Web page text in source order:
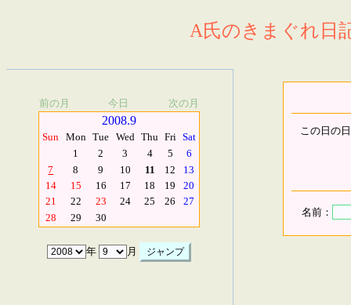
A氏のきまぐれ日
前の月 今日 次の月
2008.9
Sun Mon Tue Wed Thu Fri Sat
1
2 3 4 5
6
7
8 9 10 11 12
13
14
15 16 17 18 19
20
21
22 23 24 25 26
27
28
29 30
年 月
この日の
名前：